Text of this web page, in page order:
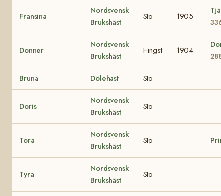
Fransina
Nordsvensk
Brukshäst
Sto 1905
Donner
Nordsvensk
Brukshäst
Hingst 1904
Bruna Dölehäst Sto
Doris
Nordsvensk
Brukshäst
Sto
Tora
Nordsvensk
Brukshäst
Sto
Tyra
Nordsvensk
Brukshäst
Sto